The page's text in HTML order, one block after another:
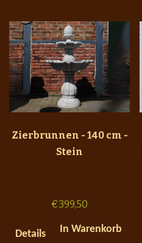
Zierbrunnen - 140 cm -
Stein
€399,50
Details In Warenkorb